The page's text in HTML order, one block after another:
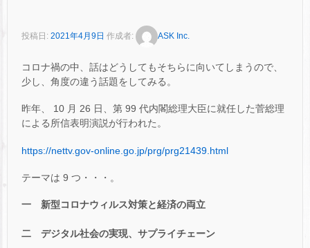
投稿日: 2021年4月9日 作成者: ASK Inc.
コロナ禍の中、話はどうしてもそちらに向いてしまうので、
少し、角度の違う話題をしてみる。
昨年、 10 月 26 日、第 99 代内閣総理大臣に就任した菅総理
による所信表明演説が行われた。
https://nettv.gov-online.go.jp/prg/prg21439.html
テーマは 9 つ・・・。
一 新型コロナウィルス対策と経済の両立
二 デジタル社会の実現、サプライチェーン